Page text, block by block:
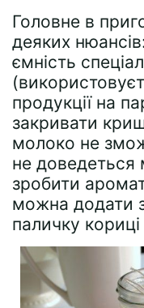
Головне в
деяких
ємність
продукції на
закривати
молоко не
не доведеться
зробити
можна додати
паличку